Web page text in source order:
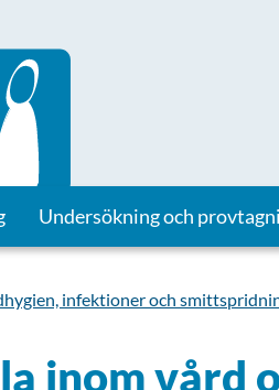
Undersökning och
infektioner och
inom vård